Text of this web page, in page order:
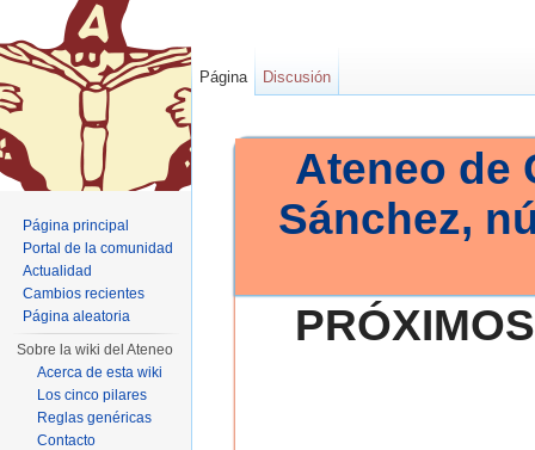
Ateneo de
Sánchez,
Página Discusión
Página principal
Portal de la comunidad
Actualidad
Cambios recientes
Página aleatoria
Sobre la wiki del Ateneo
Acerca de esta wiki
Los cinco pilares
Reglas genéricas
Contacto